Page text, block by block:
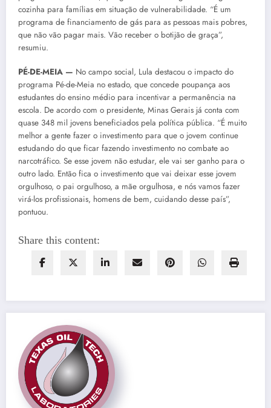
cozinha para famílias em situação de vulnerabilidade. “É um
programa de financiamento de gás para as pessoas mais pobres,
que não vão pagar mais. Vão receber o botijão de graça”,
resumiu.
PÉ-DE-MEIA — No campo social, Lula destacou o impacto do
programa Pé-de-Meia no estado, que concede poupança aos
estudantes do ensino médio para incentivar a permanência na
escola. De acordo com o presidente, Minas Gerais já conta com
quase 348 mil jovens beneficiados pela política pública. “É muito
melhor a gente fazer o investimento para que o jovem continue
estudando do que ficar fazendo investimento no combate ao
narcotráfico. Se esse jovem não estudar, ele vai ser ganho para o
outro lado. Então fica o investimento que vai deixar esse jovem
orgulhoso, o pai orgulhoso, a mãe orgulhosa, e nós vamos fazer
virá-los profissionais, homens de bem, cuidando desse país”,
pontuou.
Share this content: